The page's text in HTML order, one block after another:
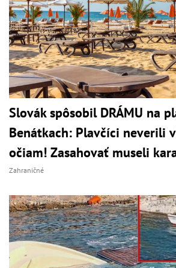
Slovák spôsobil DRÁMU na
Benátkach: Plavčíci neverili
očiam! Zasahovať museli
Zahraničné